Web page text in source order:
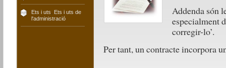
Ets i uts
Ets i uts de
l'administració
Addenda són
especialment
corregir-lo’.
Per tant, un contracte incorpora